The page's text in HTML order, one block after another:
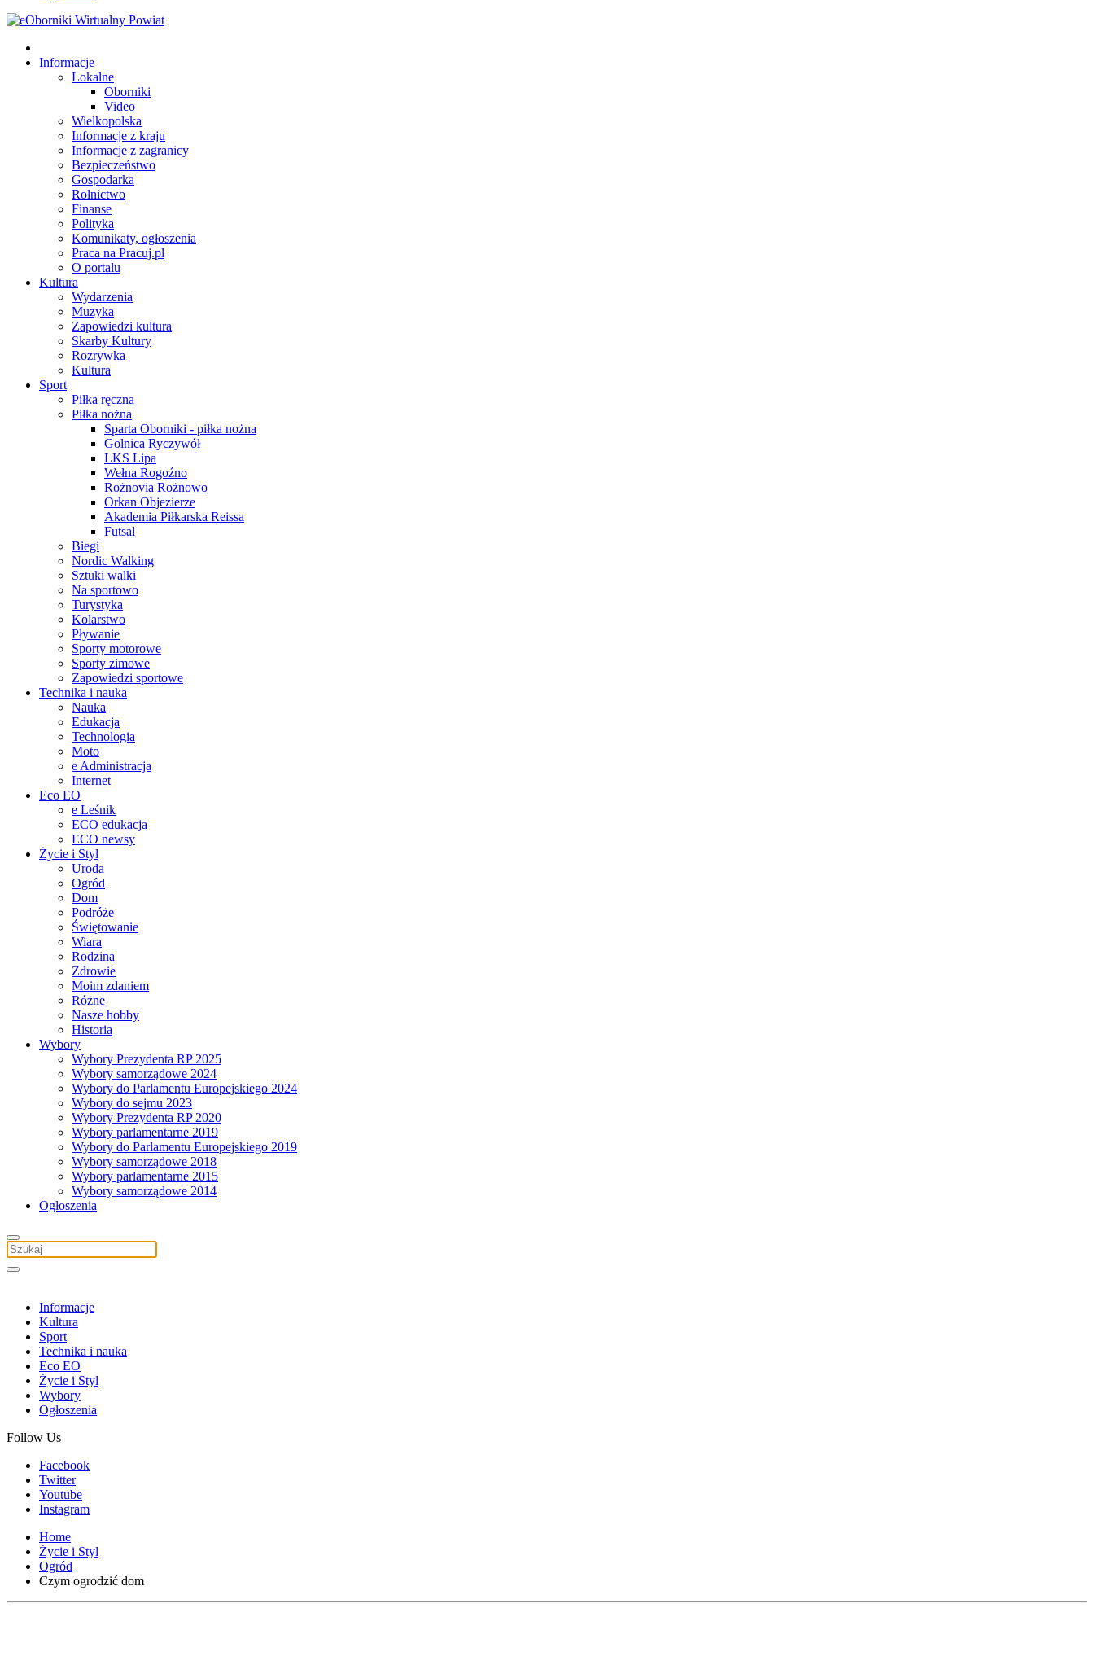
Informacje
Lokalne
Oborniki
Video
Wielkopolska
Informacje z kraju
Informacje z zagranicy
Bezpieczeństwo
Gospodarka
Rolnictwo
Finanse
Polityka
Komunikaty, ogłoszenia
Praca na Pracuj.pl
O portalu
Kultura
Wydarzenia
Muzyka
Zapowiedzi kultura
Skarby Kultury
Rozrywka
Kultura
Sport
Piłka ręczna
Piłka nożna
Sparta Oborniki - piłka nożna
Golnica Ryczywół
LKS Lipa
Wełna Rogoźno
Rożnovia Rożnowo
Orkan Objezierze
Akademia Piłkarska Reissa
Futsal
Biegi
Nordic Walking
Sztuki walki
Na sportowo
Turystyka
Kolarstwo
Pływanie
Sporty motorowe
Sporty zimowe
Zapowiedzi sportowe
Technika i nauka
Nauka
Edukacja
Technologia
Moto
e Administracja
Internet
Eco EO
e Leśnik
ECO edukacja
ECO newsy
Życie i Styl
Uroda
Ogród
Dom
Podróże
Świętowanie
Wiara
Rodzina
Zdrowie
Moim zdaniem
Różne
Nasze hobby
Historia
Wybory
Wybory Prezydenta RP 2025
Wybory samorządowe 2024
Wybory do Parlamentu Europejskiego 2024
Wybory do sejmu 2023
Wybory Prezydenta RP 2020
Wybory parlamentarne 2019
Wybory do Parlamentu Europejskiego 2019
Wybory samorządowe 2018
Wybory parlamentarne 2015
Wybory samorządowe 2014
Ogłoszenia
Informacje
Kultura
Sport
Technika i nauka
Eco EO
Życie i Styl
Wybory
Ogłoszenia
Follow Us
Facebook
Twitter
Youtube
Instagram
Home
Życie i Styl
Ogród
Czym ogrodzić dom